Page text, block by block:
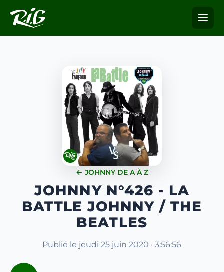
← JOHNNY DE A À Z
JOHNNY N°426 - LA
BATTLE JOHNNY / THE
BEATLES
Publié le jeudi 25 juin 2020 · 3:56:56